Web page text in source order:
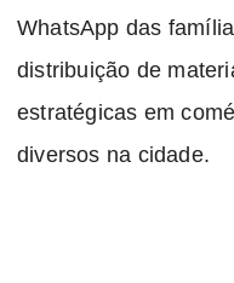
WhatsApp das
distribuição de
estratégicas em
diversos na cidade.